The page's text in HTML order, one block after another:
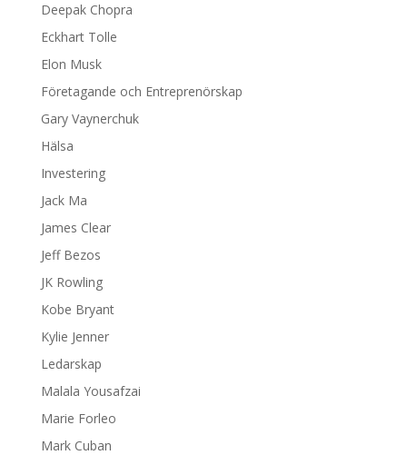
Deepak Chopra
Eckhart Tolle
Elon Musk
Företagande och Entreprenörskap
Gary Vaynerchuk
Hälsa
Investering
Jack Ma
James Clear
Jeff Bezos
JK Rowling
Kobe Bryant
Kylie Jenner
Ledarskap
Malala Yousafzai
Marie Forleo
Mark Cuban